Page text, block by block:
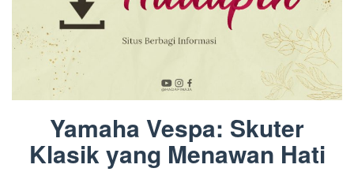
Yamaha Vespa: Skuter
Klasik yang Menawan Hati